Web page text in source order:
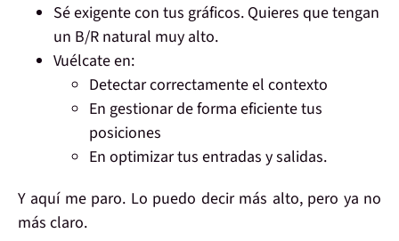
Sé exigentecon tus gráficos. Quieres que tengan
un B/R natural muy alto.
Vuélcate en:
Detectarcorrectamente el contexto
En gestionarde forma eficientetus
posiciones
En optimizartus entradas y salidas.
Y aquí me paro. Lo puedo decirmás alto, pero ya no
más claro.